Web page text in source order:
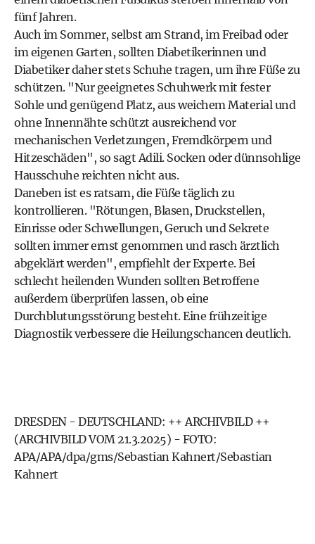
fünf Jahren.
Auch im Sommer, selbst am Strand, im Freibad oder
im eigenen Garten, sollten Diabetikerinnen und
Diabetiker daher stets Schuhe tragen, um ihre Füße zu
schützen. "Nur geeignetes Schuhwerk mit fester
Sohle und genügend Platz, aus weichem Material und
ohne Innennähte schützt ausreichend vor
mechanischen Verletzungen, Fremdkörpern und
Hitzeschäden", so sagt Adili. Socken oder dünnsohlige
Hausschuhe reichten nicht aus.
Daneben ist es ratsam, die Füße täglich zu
kontrollieren. "Rötungen, Blasen, Druckstellen,
Einrisse oder Schwellungen, Geruch und Sekrete
sollten immer ernst genommen und rasch ärztlich
abgeklärt werden", empfiehlt der Experte. Bei
schlecht heilenden Wunden sollten Betroffene
außerdem überprüfen lassen, ob eine
Durchblutungsstörung besteht. Eine frühzeitige
Diagnostik verbessere die Heilungschancen deutlich.
DRESDEN - DEUTSCHLAND: ++ ARCHIVBILD ++
(ARCHIVBILD VOM 21.3.2025) - FOTO:
APA/APA/dpa/gms/Sebastian Kahnert/Sebastian
Kahnert